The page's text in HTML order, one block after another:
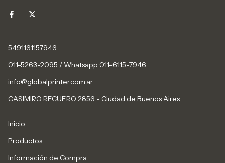
5491161157946
011-5263-2095 / Whatsapp 011-6115-7946
info@globalprinter.com.ar
CASIMIRO RECUERO 2856 - Ciudad de Buenos Aires
Inicio
Productos
Información de Compra